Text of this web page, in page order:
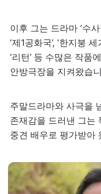
이후 그는 드라마 ‘수사
‘제1공화국’, ‘한지붕 세
‘리턴’ 등 수많은 작품
안방극장을 지켜왔습
주말드라마와 사극을
존재감을 드러낸 그는
중견 배우로 평가받아